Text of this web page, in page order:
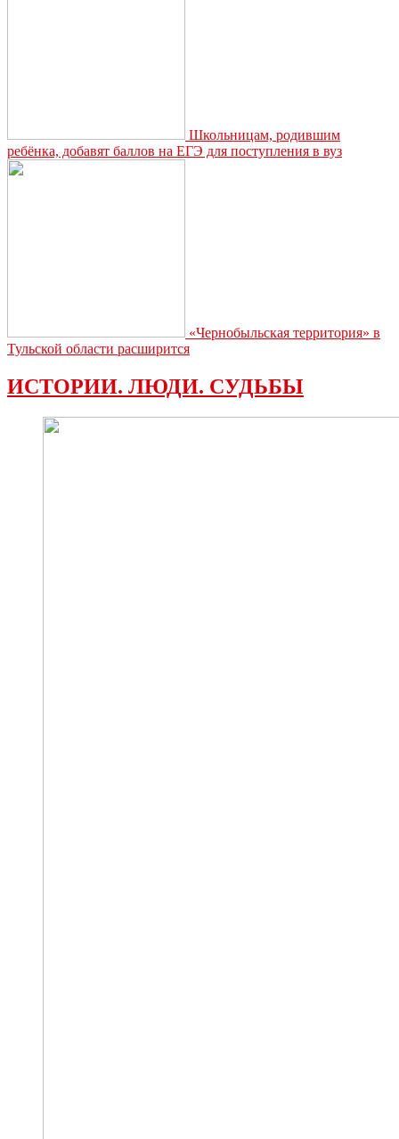
Школьницам, родившим
ребёнка, добавят баллов на ЕГЭ для поступления в вуз
«Чернобыльская территория» в
Тульской области расширится
ИСТОРИИ. ЛЮДИ. СУДЬБЫ